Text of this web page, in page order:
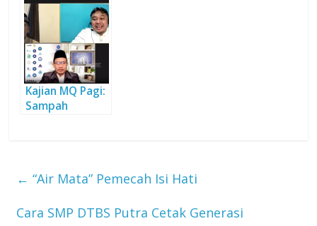
Bumi Inspirasi
Kajian MQ Pagi:
Sampah
← “Air Mata” Pemecah Isi Hati
Cara SMP DTBS Putra Cetak Generasi